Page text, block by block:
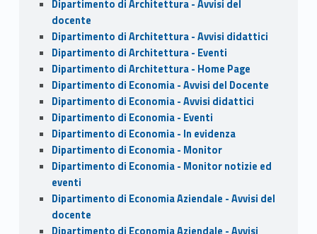
Dipartimento di Architettura - Avvisi del
docente
Dipartimento di Architettura - Avvisi didattici
Dipartimento di Architettura - Eventi
Dipartimento di Architettura - Home Page
Dipartimento di Economia - Avvisi del Docente
Dipartimento di Economia - Avvisi didattici
Dipartimento di Economia - Eventi
Dipartimento di Economia - In evidenza
Dipartimento di Economia - Monitor
Dipartimento di Economia - Monitor notizie ed
eventi
Dipartimento di Economia Aziendale - Avvisi del
docente